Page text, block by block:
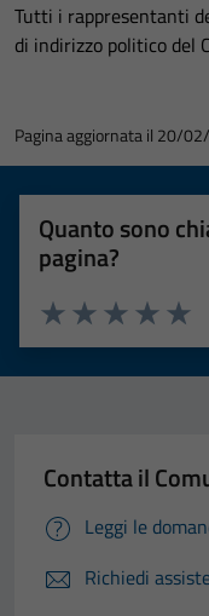
Tutti i rappresentanti
di indirizzo politico del
Pagina aggiornata il 20/
Quanto sono
pagina?
Valuta 4
Valuta 3
Valuta 2 stelle
Valuta 1 stelle su 5
Contatta il
Leggi le
Richiedi